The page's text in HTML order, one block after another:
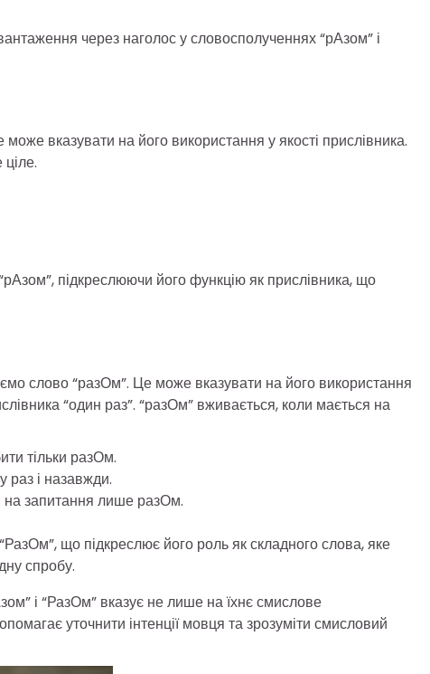
через наголос у словосполученнях “рАзом” і
вказувати на його використання у якості прислівника.
підкреслюючи його функцію як прислівника, що
слово “разОм”. Це може вказувати на його використання
“один раз”. “разОм” вживається, коли мається на
тільки разОм.
раз і назавжди.
на запитання лише разОм.
що підкреслює його роль як складного слова, яке
спробу.
і “РазОм” вказує не лише на їхнє смислове
уточнити інтенції мовця та зрозуміти смисловий